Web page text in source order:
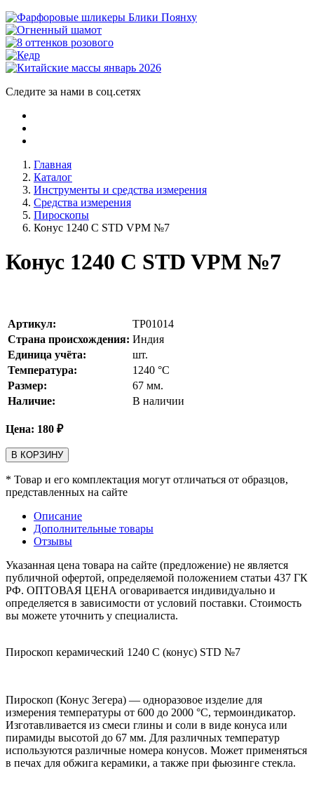
Следите за нами в соц.сетях
Главная
Каталог
Инструменты и средства измерения
Средства измерения
Пироскопы
Конус 1240 С STD VPM №7
Конус 1240 С STD VPM №7
Артикул:
TP01014
Страна происхождения: Индия
Единица учёта:
шт.
Температура:
1240 °С
Размер:
67 мм.
Наличие:
В наличии
Цена: 180 ₽
В КОРЗИНУ
* Товар и его комплектация могут отличаться от образцов,
представленных на сайте
Описание
Дополнительные товары
Отзывы
Указанная цена товара на сайте (предложение) не является
публичной офертой, определяемой положением статьи 437 ГК
РФ. ОПТОВАЯ ЦЕНА оговаривается индивидуально и
определяется в зависимости от условий поставки. Стоимость
вы можете уточнить у специалиста.
Пироскоп керамический 1240 С (конус) STD №7
Пироскоп (Конус Зегера) — одноразовое изделие для
измерения температуры от 600 до 2000 °C, термоиндикатор.
Изготавливается из смеси глины и соли в виде конуса или
пирамиды высотой до 67 мм. Для различных температур
используются различные номера конусов. Может применяться
в печах для обжига керамики, а также при фьюзинге стекла.